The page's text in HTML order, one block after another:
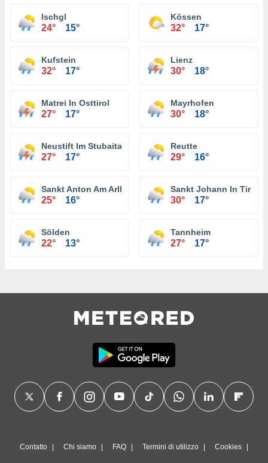
Ischgl
24° 15°
Kössen
32° 17°
Kufstein
32° 17°
Lienz
30° 18°
Matrei In Osttirol
27° 17°
Mayrhofen
30° 18°
Neustift Im Stubaital
27° 17°
Reutte
29° 16°
Sankt Anton Am Arlberg
25° 16°
Sankt Johann In Tirol
30° 17°
Sölden
22° 13°
Tannheim
27° 17°
Contatto Chi siamo FAQ Termini di utilizzo Cookies